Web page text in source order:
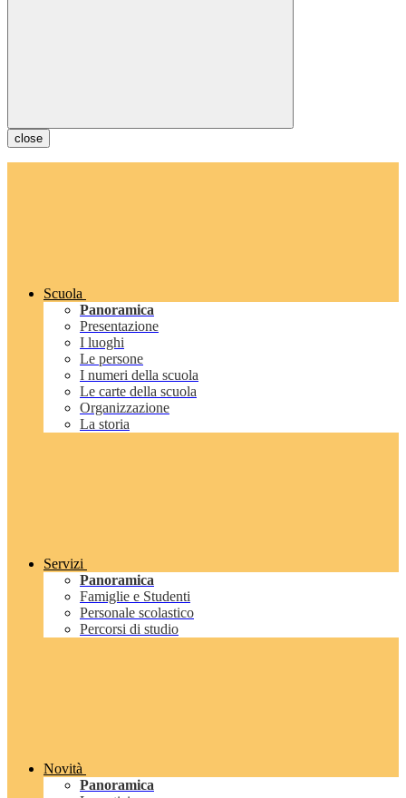
close
Scuola
Panoramica
Presentazione
I luoghi
Le persone
I numeri della scuola
Le carte della scuola
Organizzazione
La storia
Servizi
Panoramica
Famiglie e Studenti
Personale scolastico
Percorsi di studio
Novità
Panoramica